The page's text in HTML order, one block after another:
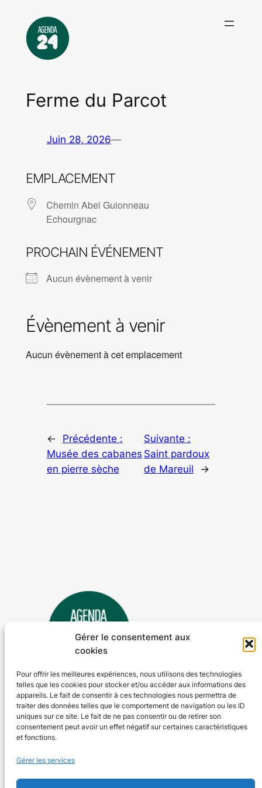
Gérer le consentement aux
cookies
Pour offrir les meilleures expériences, nous utilisons des technologies
telles que les cookies pour stocker et/ou accéder aux informations des
appareils. Le fait de consentir à ces technologies nous permettra de
traiter des données telles que le comportement de navigation ou les ID
uniques sur ce site. Le fait de ne pas consentir ou de retirer son
consentement peut avoir un effet négatif sur certaines caractéristiques
et fonctions.
Gérer les services
contenu
Ferme du Parcot
Juin 28, 2026—
EMPLACEMENT
Chemin Abel Guionneau
Echourgnac
PROCHAIN ÉVÉNEMENT
Aucun évènement à venir
Évènement à venir
Aucun évènement à cet emplacement
←
Précédente :
Musée des cabanes
en pierre sèche
Suivante :
Saint pardoux
de Mareuil
→
Agenda 24
L'agenda des manifestations et activités en Dordogne
Tous les événements
Plus d’activités
Nos valeurs